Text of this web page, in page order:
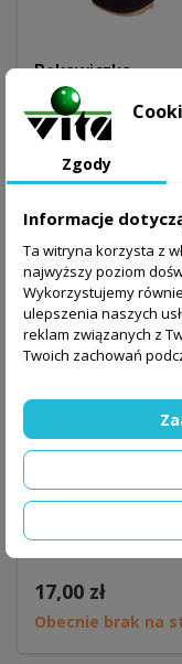
Rękawiczka
ADVENTAGE /
M
30,00 zł
Obecnie brak na
/niebieska/
17,00 zł
Obecnie brak na
Zgody
Informacje
Ta witryna korzysta z
najwyższy poziom
Wykorzystujemy
ulepszenia naszych
reklam związanych z
Twoich zachowań